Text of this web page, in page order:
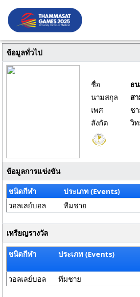
ข้อมูลทั่วไป
ชื่อ
ธ
นามสกุล
ส
เพศ
ช
สังกัด
วิ
ข้อมูลการแข่งขัน
ชนิดกีฬา
ประเภท (Events)
วอลเลย์บอล
ทีมชาย
เหรียญรางวัล
ชนิดกีฬา ประเภท (Events)
วอลเลย์บอล ทีมชาย